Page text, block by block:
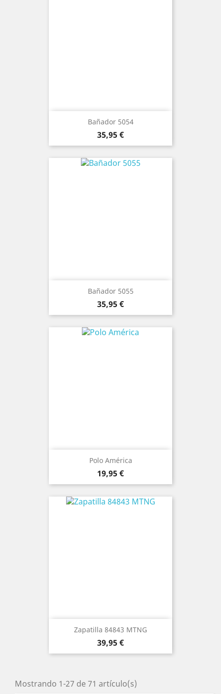
Bañador 5054
Precio
35,95 €
Bañador 5055
Precio
35,95 €
Polo América
Precio
19,95 €
Zapatilla 84843 MTNG
Precio
39,95 €
Mostrando 1-27 de 71 artículo(s)